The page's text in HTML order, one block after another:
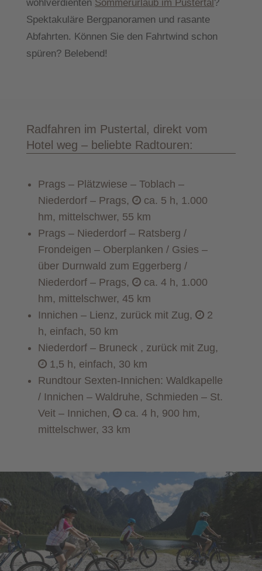
wohlverdienten Sommerurlaub im Pustertal ?
Spektakuläre Bergpanoramen und rasante
Abfahrten. Können Sie den Fahrtwind schon
spüren? Belebend!
Radfahren im Pustertal, direkt vom
Hotel weg – beliebte Radtouren:
Prags – Plätzwiese – Toblach –
Niederdorf – Prags,
ca. 5 h, 1.000
hm, mittelschwer, 55 km
Prags – Niederdorf – Ratsberg /
Frondeigen – Oberplanken / Gsies –
über Durnwald zum Eggerberg /
Niederdorf – Prags,
ca. 4 h, 1.000
hm, mittelschwer, 45 km
Innichen – Lienz, zurück mit Zug,
2
h, einfach, 50 km
Niederdorf – Bruneck , zurück mit Zug,
1,5 h, einfach, 30 km
Rundtour Sexten-Innichen: Waldkapelle
/ Innichen – Waldruhe, Schmieden – St.
Veit – Innichen,
ca. 4 h, 900 hm,
mittelschwer, 33 km